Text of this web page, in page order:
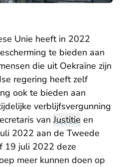
Unie heeft in 2022
te bieden aan
die uit Oekraïne zijn
regering heeft zelf
ook te bieden aan
verblijfsvergunning
vanJustitie en
2022 aan de Tweede
19 juli 2022 deze
meer kunnen doen op